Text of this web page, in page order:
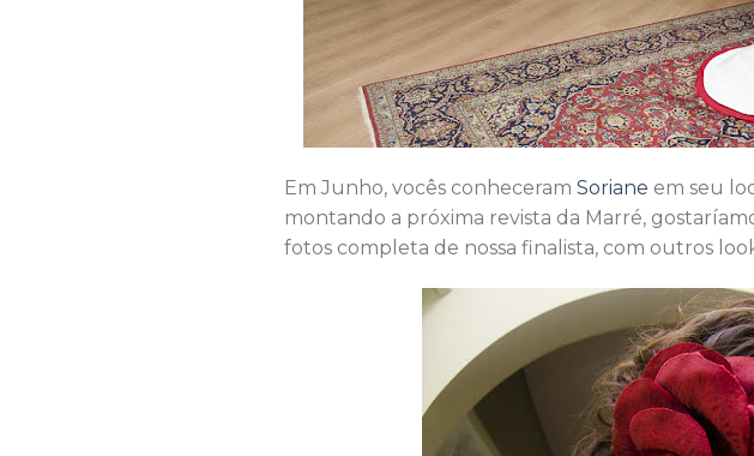
Em Junho, vocês conheceram Soriane em seu
montando a próxima revista da Marré,
fotos completa de nossa finalista, com outros